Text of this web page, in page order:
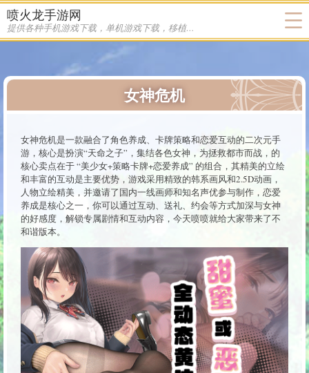
喷火龙手游网
提供各种手机游戏下载，单机游戏下载，移植游戏下载
女神危机
女神危机是一款融合了角色养成、卡牌策略和恋爱互动的二次元手
游，核心是扮演“天命之子”，集结各色女神，为拯救都市而战，的
核心卖点在于 “美少女+策略卡牌+恋爱养成” 的组合，其精美的立绘
和丰富的互动是主要优势，游戏采用精致的韩系画风和2.5D动画，
人物立绘精美，并邀请了国内一线画师和知名声优参与制作，恋爱
养成是核心之一，你可以通过互动、送礼、约会等方式加深与女神
的好感度，解锁专属剧情和互动内容，今天喷喷就给大家带来了不
和谐版本。